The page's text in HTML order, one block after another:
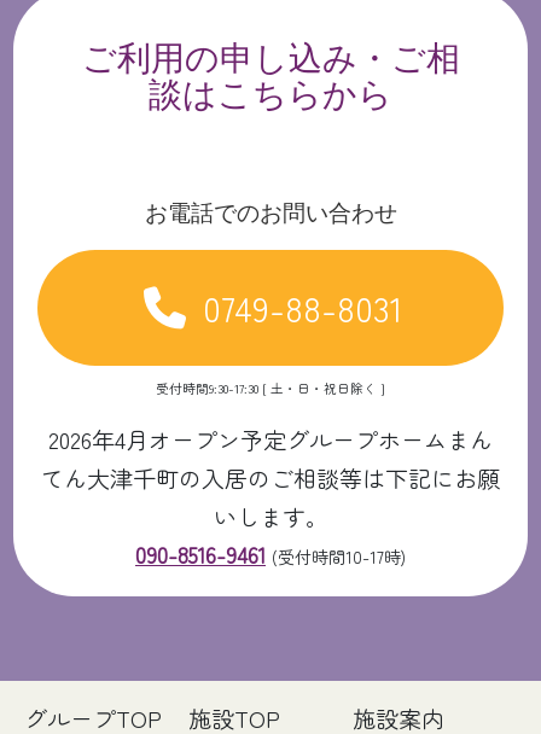
ご利用の申し込み・ご相
談はこちらから
お電話でのお問い合わせ
0749-88-8031
受付時間9:30-17:30 [ 土・日・祝日除く ]
2026年4月オープン予定グループホームまん
てん大津千町の入居のご相談等は下記にお願
いします。
090-8516-9461 (受付時間10-17時)
グループTOP 施設TOP 施設案内